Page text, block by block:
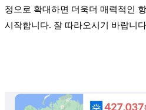
정으로 확대하면 더욱더 매력적인
시작합니다. 잘 따라오시기 바랍니